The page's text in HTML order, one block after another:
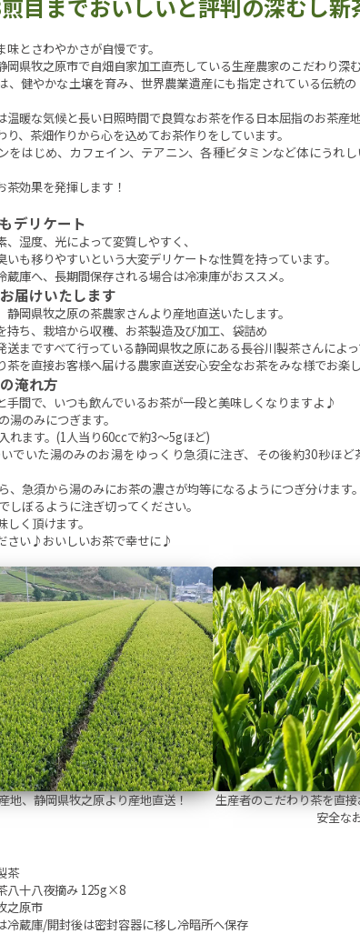
煎目までおいしいと評判の深むし新
とさわやかさが自慢です。
岡県牧之原市で自畑自家加工直売している生産農家のこだわり深む
、健やかな土壌を育み、世界農業遺産にも指定されている伝統
温暖な気候と長い日照時間で良質なお茶を作る日本屈指のお茶産地
り、茶畑作りから心を込めてお茶作りをしています。
をはじめ、カフェイン、テアニン、各種ビタミンなど体にうれ
茶効果を発揮します！
デリケート
、湿度、光によって変質しやすく、
いも移りやすいという大変デリケートな性質を持っています。
蔵庫へ、長期間保存される場合は冷凍庫がおススメ。
届けいたします
静岡県牧之原の茶農家さんより産地直送いたします。
持ち、栽培から収穫、お茶製造及び加工、袋詰め
送まですべて行っている静岡県牧之原にある長谷川製茶さんによっ
茶を直接お客様へ届ける農家直送安心安全なお茶をみな様でお楽
淹れ方
手間で、いつも飲んでいるお茶が一段と美味しくなりますよ♪
湯のみにつぎます。
れます。(1人当り60ccで約3～5gほど)
でいた湯のみのお湯をゆっくり急須に注ぎ、その後約30秒ほど
、急須から湯のみにお茶の濃さが均等になるようにつぎ分けます。
しぼるように注ぎ切ってください。
く頂けます。
さい♪おいしいお茶で幸せに♪
地、静岡県牧之原より産地直送！
生産者のこだわり茶を直
安全な
茶
八十八夜摘み 125g×8
之原市
冷蔵庫/開封後は密封容器に移し冷暗所へ保存